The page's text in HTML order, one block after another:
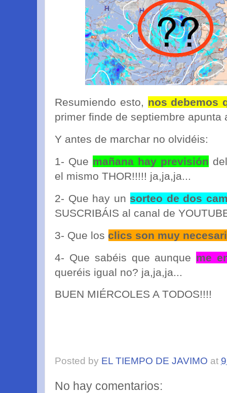
Resumiendo esto, nos debemos
primer finde de septiembre
Y antes de marchar no olvidéis:
1- Que mañana hay previsión
el mismo THOR!!!!! ja,ja,ja...
2- Que hay un sorteo de dos
SUSCRIBÁIS al canal de
3- Que losclics son muy
4- Que sabéis que aunque me
queréis igual no? ja,ja,ja...
BUEN MIÉRCOLES A TODOS!!!!
Posted by EL TIEMPO DE JAVIMO at
No hay comentarios: